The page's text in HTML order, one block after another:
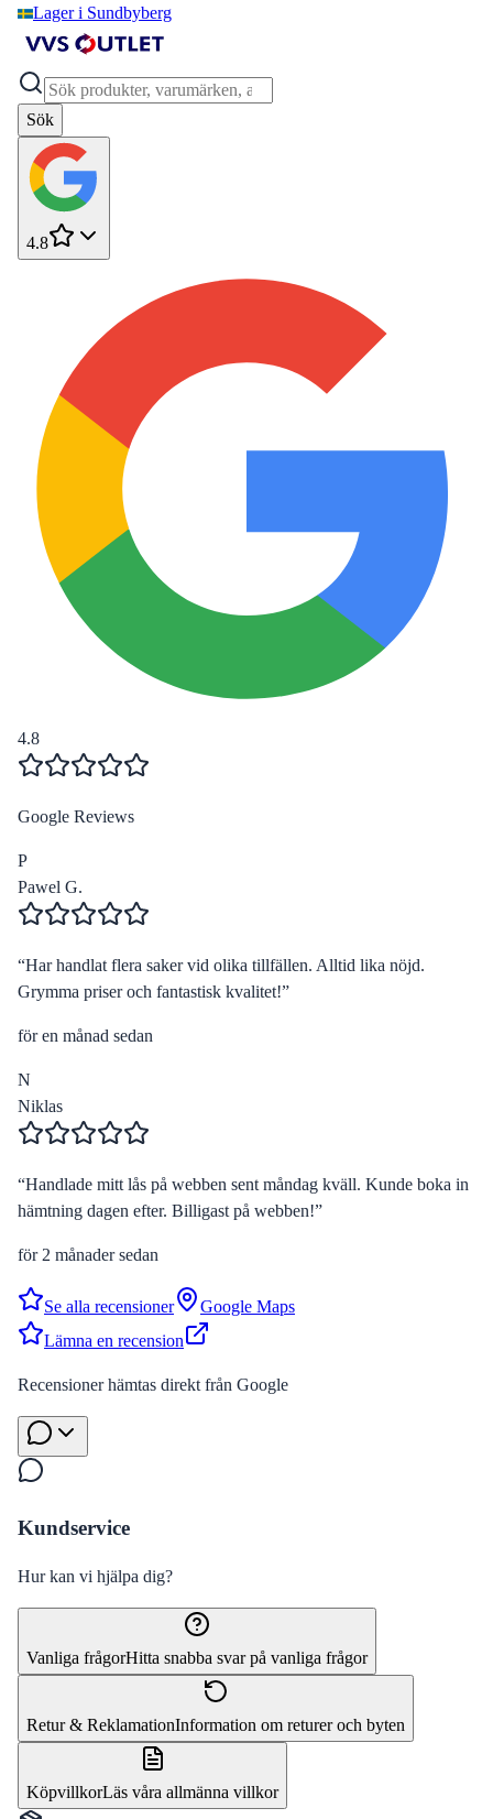
Lager i Sundbyberg
Sök
4.8
4.8
Google Reviews
P
Pawel G.
“Har handlat flera saker vid olika tillfällen. Alltid lika nöjd.
Grymma priser och fantastisk kvalitet!”
för en månad sedan
N
Niklas
“Handlade mitt lås på webben sent måndag kväll. Kunde boka in
hämtning dagen efter. Billigast på webben!”
för 2 månader sedan
Se alla recensioner
Google Maps
Lämna en recension
Recensioner hämtas direkt från Google
Kundservice
Hur kan vi hjälpa dig?
Vanliga frågorHitta snabba svar på vanliga frågor
Retur & ReklamationInformation om returer och byten
KöpvillkorLäs våra allmänna villkor